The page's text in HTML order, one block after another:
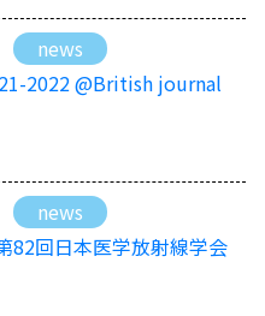
news
2022 @British journal
news
82回日本医学放射線学会